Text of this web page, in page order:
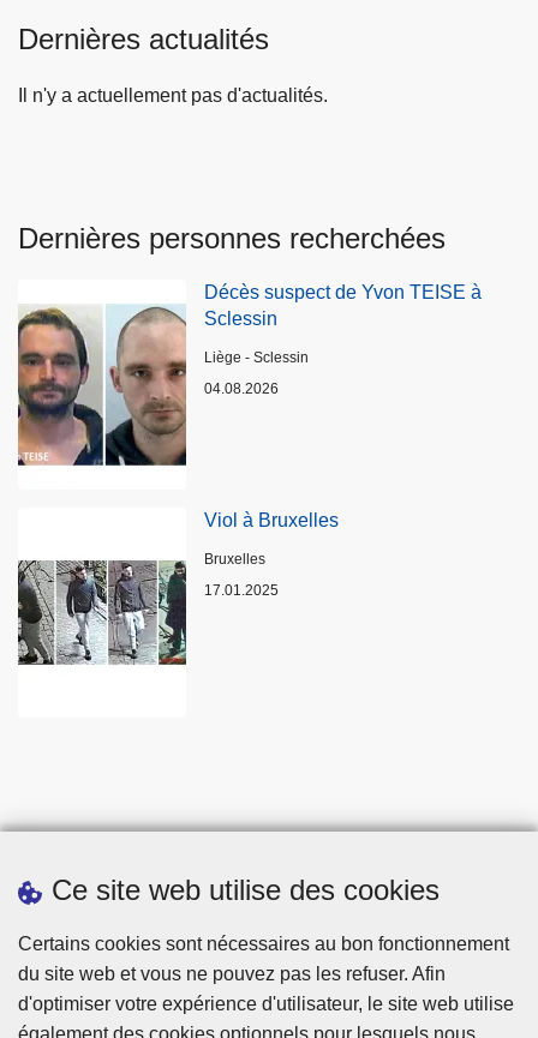
Ce site web utilise des cookies
Certains cookies sont nécessaires au bon fonctionnement
du site web et vous ne pouvez pas les refuser. Afin
d'optimiser votre expérience d'utilisateur, le site web utilise
également des cookies optionnels pour lesquels nous
Dernières actualités
Il n'y a actuellement pas d'actualités.
Dernières personnes recherchées
Décès suspect de Yvon TEISE à
Sclessin
Lieux
Liège - Sclessin
04.08.2026
Viol à Bruxelles
Lieux
Bruxelles
17.01.2025
Statistiques